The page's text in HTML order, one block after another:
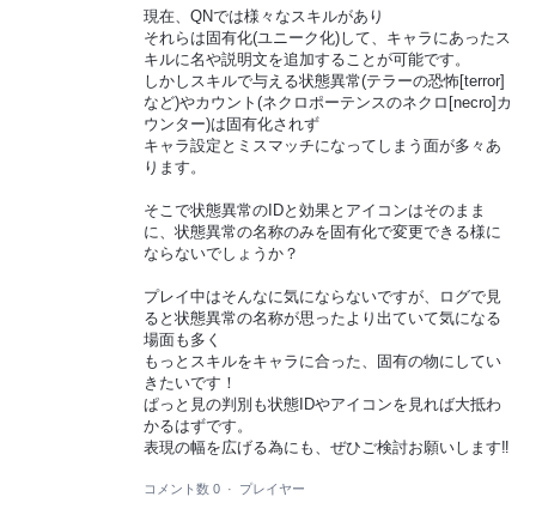
現在、QNでは様々なスキルがあり
それらは固有化(ユニーク化)して、キャラにあったス
キルに名や説明文を追加することが可能です。
しかしスキルで与える状態異常(テラーの恐怖[terror]
など)やカウント(ネクロポーテンスのネクロ[necro]カ
ウンター)は固有化されず
キャラ設定とミスマッチになってしまう面が多々あ
ります。
そこで状態異常のIDと効果とアイコンはそのまま
に、状態異常の名称のみを固有化で変更できる様に
ならないでしょうか？
プレイ中はそんなに気にならないですが、ログで見
ると状態異常の名称が思ったより出ていて気になる
場面も多く
もっとスキルをキャラに合った、固有の物にしてい
きたいです！
ぱっと見の判別も状態IDやアイコンを見れば大抵わ
かるはずです。
表現の幅を広げる為にも、ぜひご検討お願いします‼︎
コメント数 0 · プレイヤー